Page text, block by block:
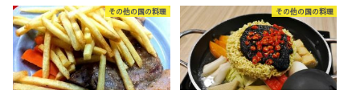
その他の国の料理 その他の国の料理